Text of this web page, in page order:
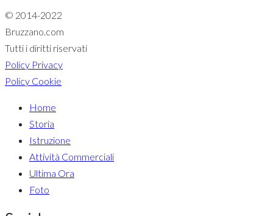
© 2014-2022
Bruzzano.com
Tutti i diritti riservati
Policy Privacy
Policy Cookie
Home
Storia
Istruzione
Attività Commerciali
Ultima Ora
Foto